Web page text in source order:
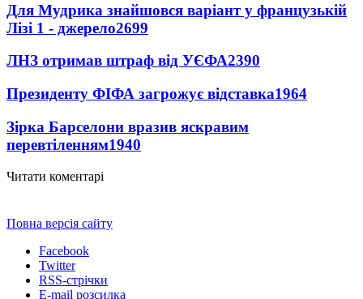
Для Мудрика знайшовся варіант у французькій
Лізі 1 - джерело2699
ЛНЗ отримав штраф від УЄФА2390
Президенту ФІФА загрожує відставка1964
Зірка Барселони вразив яскравим
перевтіленням1940
Читати коментарі
Повна версія сайту
Facebook
Twitter
RSS-стрічки
E-mail розсилка